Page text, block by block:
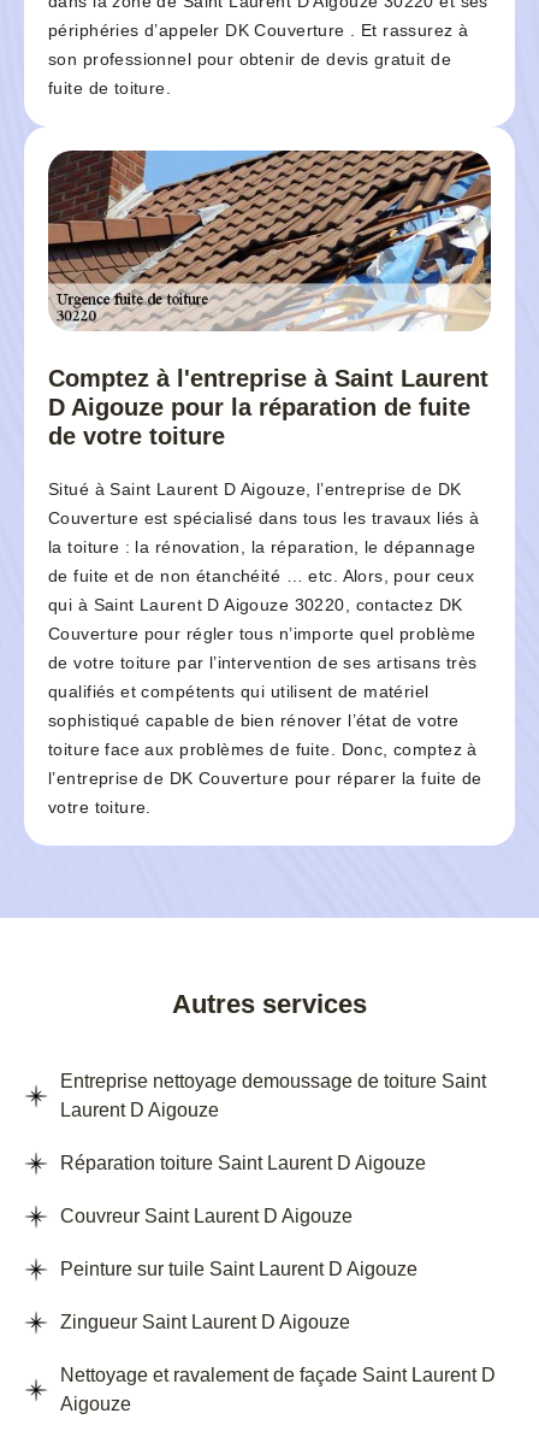
périphéries d’appeler DK Couverture . Et rassurez à
son professionnel pour obtenir de devis gratuit de
fuite de toiture.
Comptez à l'entreprise à Saint Laurent
D Aigouze pour la réparation de fuite
de votre toiture
Situé à Saint Laurent D Aigouze, l’entreprise de DK
Couverture est spécialisé dans tous les travaux liés à
la toiture : la rénovation, la réparation, le dépannage
de fuite et de non étanchéité … etc. Alors, pour ceux
qui à Saint Laurent D Aigouze 30220, contactez DK
Couverture pour régler tous n’importe quel problème
de votre toiture par l’intervention de ses artisans très
qualifiés et compétents qui utilisent de matériel
sophistiqué capable de bien rénover l’état de votre
toiture face aux problèmes de fuite. Donc, comptez à
l’entreprise de DK Couverture pour réparer la fuite de
votre toiture.
Autres services
Entreprise nettoyage demoussage de toiture Saint
Laurent D Aigouze
Réparation toiture Saint Laurent D Aigouze
Couvreur Saint Laurent D Aigouze
Peinture sur tuile Saint Laurent D Aigouze
Zingueur Saint Laurent D Aigouze
Nettoyage et ravalement de façade Saint Laurent D
Aigouze